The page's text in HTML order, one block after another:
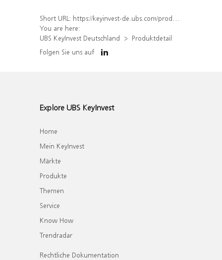
Short URL: https://keyinvest-de.ubs.com/produkt/detail/index/isin/DE000WA67XW4
You are here:
UBS KeyInvest Deutschland
Produktdetail
Folgen Sie uns auf
Explore UBS KeyInvest
Home
Mein KeyInvest
Märkte
Produkte
Themen
Service
Know How
Trendradar
Rechtliche Dokumentation